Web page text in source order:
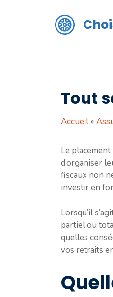
Tout
Accueil»
Le
d’organiser
fiscaux non
investir en
Lorsqu’il
partiel ou
quelles
vos retraits